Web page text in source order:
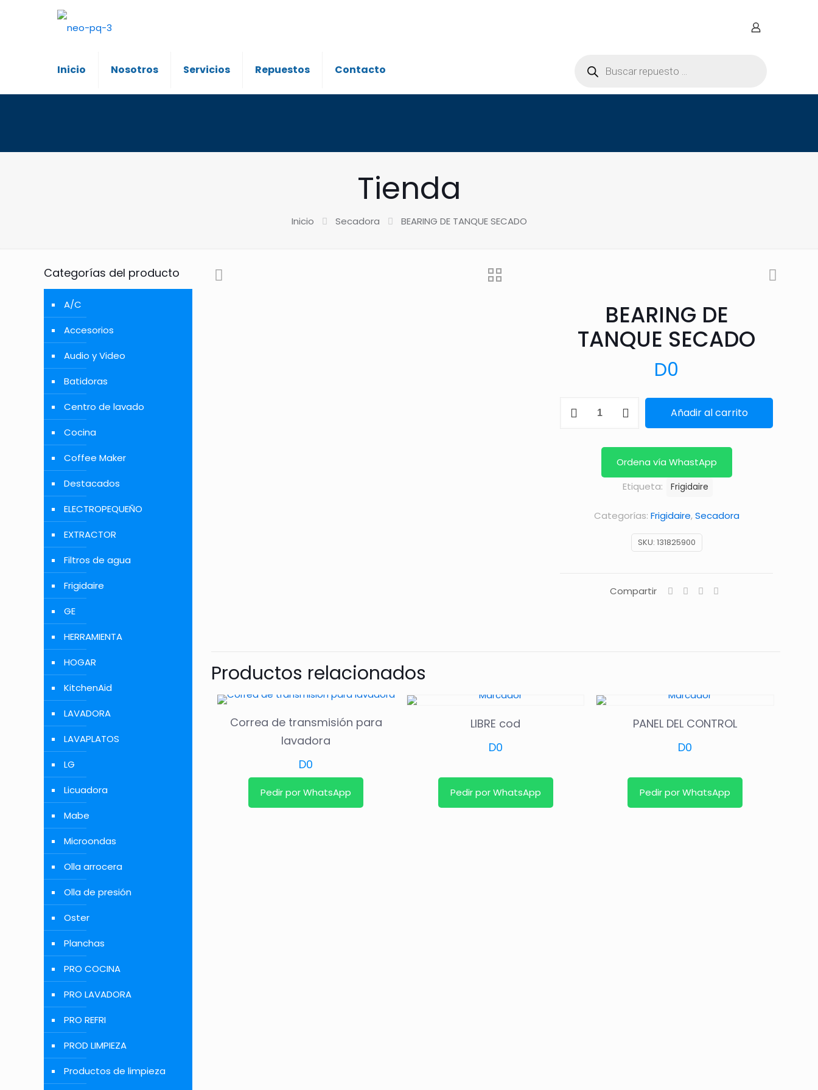
Inicio Nosotros Servicios Repuestos Contacto
productos
Tienda
Inicio Secadora BEARING DE TANQUE SECADO
BEARING DE
TANQUE SECADO
D0
cantidad
Añadir al carrito
Ordena vía WhastApp
SKU: 131825900
Categorías: Frigidaire,Secadora
Etiqueta: Frigidaire
Compartir
Productos relacionados
Correa de transmisión para
lavadora
D0
Pedir por WhatsApp
LIBRE cod
D0
Pedir por WhatsApp
PANEL DEL CONTROL
D0
Pedir por WhatsApp
Categorías del producto
A/C
Accesorios
Audio y Video
Batidoras
Centro de lavado
Cocina
Coffee Maker
Destacados
ELECTROPEQUEÑO
EXTRACTOR
Filtros de agua
Frigidaire
GE
HERRAMIENTA
HOGAR
KitchenAid
LAVADORA
LAVAPLATOS
LG
Licuadora
Mabe
Microondas
Olla arrocera
Olla de presión
Oster
Planchas
PRO COCINA
PRO LAVADORA
PRO REFRI
PROD LIMPIEZA
Productos de limpieza